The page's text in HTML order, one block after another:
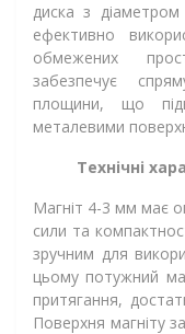
диска з
ефективно
обмежених
забезпечує
площини, що
металевими
Технічні
Магніт 4-3 мм має
сили та
зручним для
цьому потужний
притягання,
Поверхня магніту